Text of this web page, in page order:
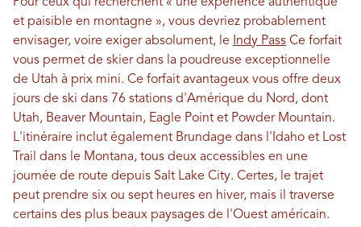
et paisible en montagne », vous devriez probablement
envisager, voire exiger absolument, le
Indy Pass Ce forfait
vous permet de skier dans la poudreuse exceptionnelle
de Utah à prix mini. Ce forfait avantageux vous offre deux
jours de ski dans 76 stations d'Amérique du Nord, dont
Utah, Beaver Mountain, Eagle Point et Powder Mountain.
L'itinéraire inclut également Brundage dans l'Idaho et Lost
Trail dans le Montana, tous deux accessibles en une
journée de route depuis Salt Lake City. Certes, le trajet
peut prendre six ou sept heures en hiver, mais il traverse
certains des plus beaux paysages de l'Ouest américain.